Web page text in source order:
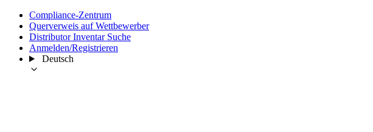
Compliance-Zentrum
Querverweis auf Wettbewerber
Distributor Inventar Suche
Anmelden/Registrieren
Deutsch